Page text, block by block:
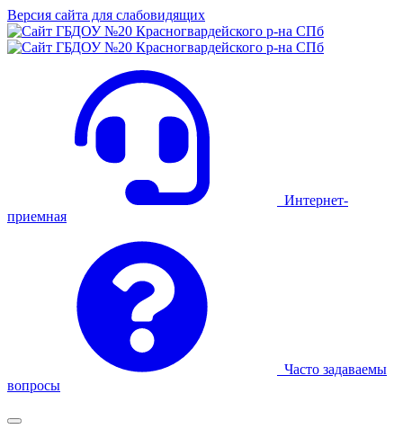
Версия сайта для слабовидящих
Интернет-
приемная
Часто задаваемы
вопросы